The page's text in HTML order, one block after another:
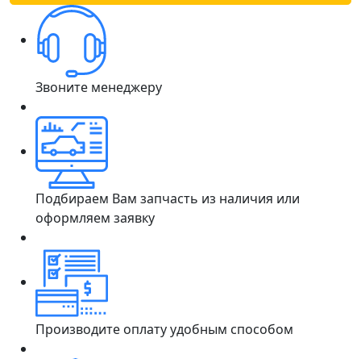
Звоните менеджеру
Подбираем Вам запчасть из наличия или
оформляем заявку
Производите оплату удобным способом